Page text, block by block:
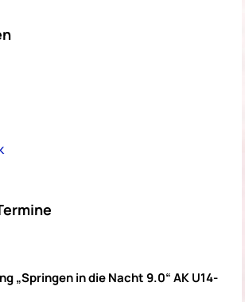
„Springen in die Nacht 9.0“ AK U14-